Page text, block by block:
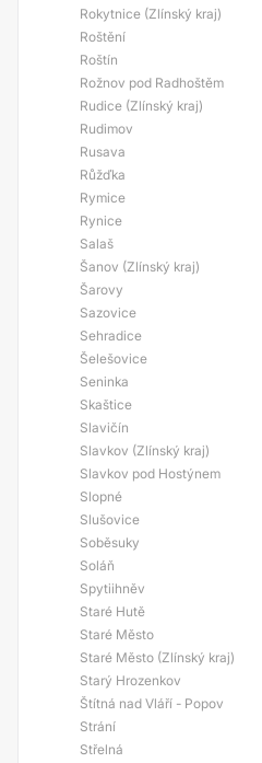
Rokytnice (Zlínský kraj)
Roštění
Roštín
Rožnov pod Radhoštěm
Rudice (Zlínský kraj)
Rudimov
Rusava
Růžďka
Rymice
Rynice
Salaš
Šanov (Zlínský kraj)
Šarovy
Sazovice
Sehradice
Šelešovice
Seninka
Skaštice
Slavičín
Slavkov (Zlínský kraj)
Slavkov pod Hostýnem
Slopné
Slušovice
Soběsuky
Soláň
Spytiihněv
Staré Hutě
Staré Město
Staré Město (Zlínský kraj)
Starý Hrozenkov
Štítná nad Vláří - Popov
Strání
Střelná